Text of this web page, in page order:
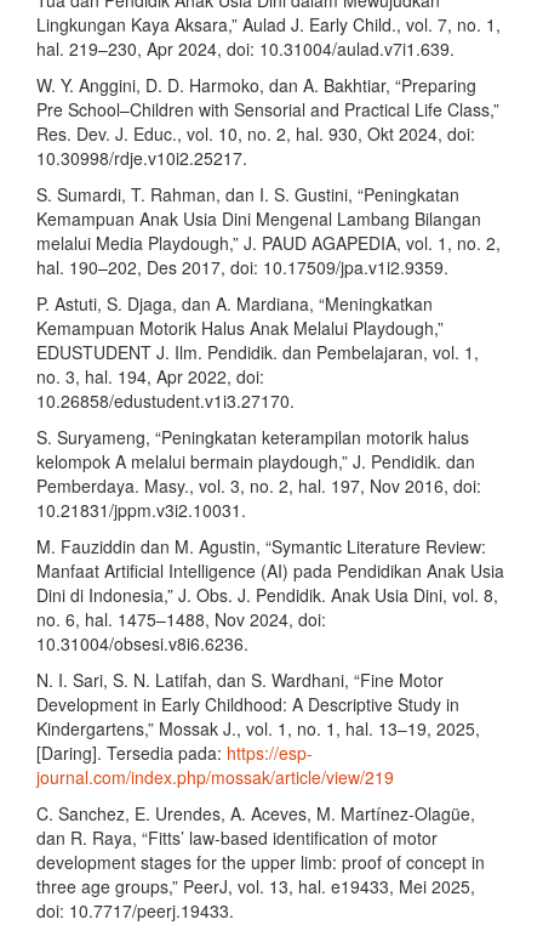
Lingkungan Kaya Aksara,” Aulad J. Early Child., vol. 7, no. 1,
hal. 219–230, Apr 2024, doi: 10.31004/aulad.v7i1.639.
W. Y. Anggini, D. D. Harmoko, dan A. Bakhtiar, “Preparing
Pre School–Children with Sensorial and Practical Life Class,”
Res. Dev. J. Educ., vol. 10, no. 2, hal. 930, Okt 2024, doi:
10.30998/rdje.v10i2.25217.
S. Sumardi, T. Rahman, dan I. S. Gustini, “Peningkatan
Kemampuan Anak Usia Dini Mengenal Lambang Bilangan
melalui Media Playdough,” J. PAUD AGAPEDIA, vol. 1, no. 2,
hal. 190–202, Des 2017, doi: 10.17509/jpa.v1i2.9359.
P. Astuti, S. Djaga, dan A. Mardiana, “Meningkatkan
Kemampuan Motorik Halus Anak Melalui Playdough,”
EDUSTUDENT J. Ilm. Pendidik. dan Pembelajaran, vol. 1,
no. 3, hal. 194, Apr 2022, doi:
10.26858/edustudent.v1i3.27170.
S. Suryameng, “Peningkatan keterampilan motorik halus
kelompok A melalui bermain playdough,” J. Pendidik. dan
Pemberdaya. Masy., vol. 3, no. 2, hal. 197, Nov 2016, doi:
10.21831/jppm.v3i2.10031.
M. Fauziddin dan M. Agustin, “Symantic Literature Review:
Manfaat Artificial Intelligence (AI) pada Pendidikan Anak Usia
Dini di Indonesia,” J. Obs. J. Pendidik. Anak Usia Dini, vol. 8,
no. 6, hal. 1475–1488, Nov 2024, doi:
10.31004/obsesi.v8i6.6236.
N. I. Sari, S. N. Latifah, dan S. Wardhani, “Fine Motor
Development in Early Childhood: A Descriptive Study in
Kindergartens,” Mossak J., vol. 1, no. 1, hal. 13–19, 2025,
[Daring]. Tersedia pada: https://esp-
journal.com/index.php/mossak/article/view/219
C. Sanchez, E. Urendes, A. Aceves, M. Martínez-Olagüe,
dan R. Raya, “Fitts’ law-based identification of motor
development stages for the upper limb: proof of concept in
three age groups,” PeerJ, vol. 13, hal. e19433, Mei 2025,
doi: 10.7717/peerj.19433.